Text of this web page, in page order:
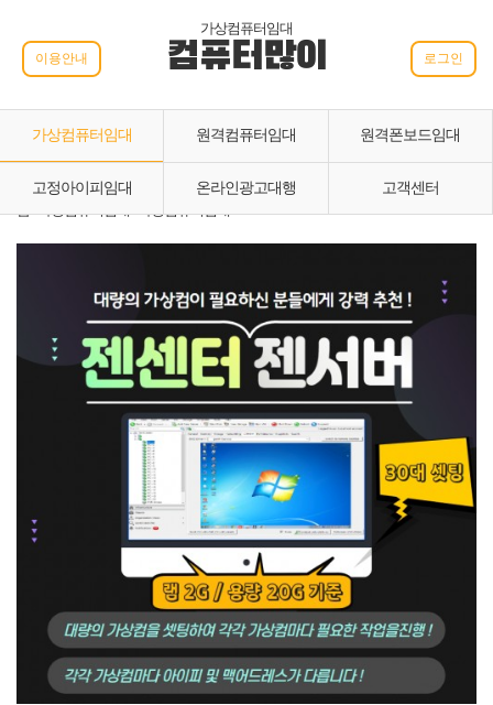
가상컴퓨터임대
컴퓨터많이
이용안내 로그인
가상컴퓨터임대 원격컴퓨터임대 원격폰보드임대
고정아이피임대 온라인광고대행
고객센터
홈 › 가상컴퓨터임대 › 가상컴퓨터임대